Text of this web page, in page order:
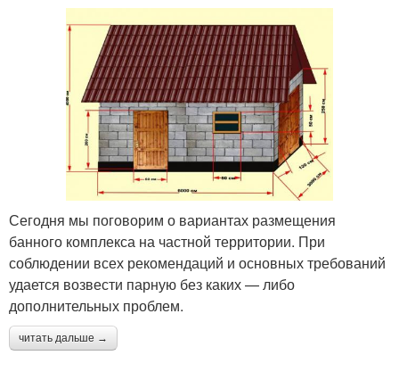
Сегодня мы поговорим о вариантах размещения
банного комплекса на частной территории. При
соблюдении всех рекомендаций и основных требований
удается возвести парную без каких — либо
дополнительных проблем.
читать дальше →